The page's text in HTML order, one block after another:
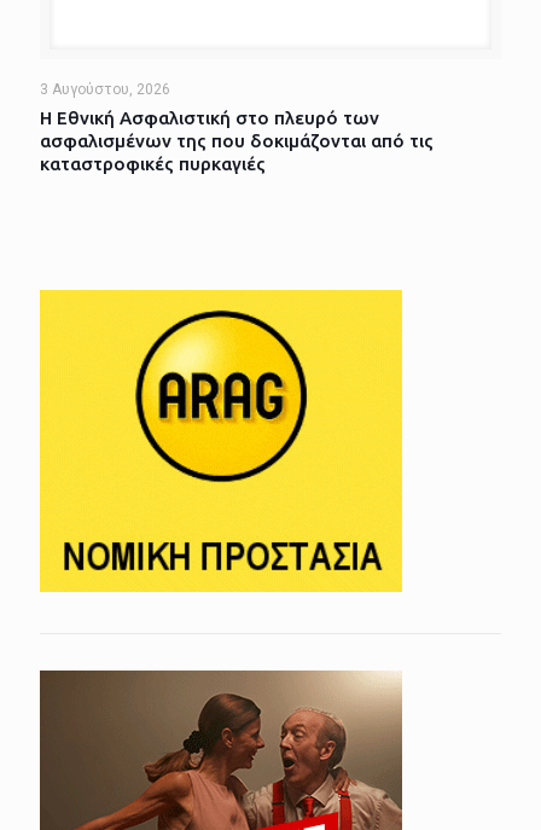
3 Αυγούστου, 2026
Η Εθνική Ασφαλιστική στο πλευρό των
ασφαλισμένων της που δοκιμάζονται από τις
καταστροφικές πυρκαγιές